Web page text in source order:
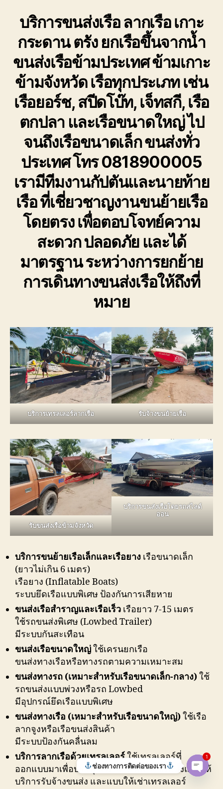
เกาะ
กระดาน
ตรัง
ย้าย
เรือ
ชนิด
บริการขนส่งเรือ ลากเรือ เกาะ
กระดาน ตรังยกเรือขึ้นจากน้ำ
ขนส่งเรือข้ามประเทศ ข้ามเกาะ
ข้ามจังหวัด เรือทุกประเภท เช่น
เรือยอร์ช, สปีดโบ๊ท, เจ็ทสกี, เรือ
ตกปลา และเรือขนาดใหญ่ ไป
จนถึงเรือขนาดเล็ก ขนส่งทั่ว
ประเทศ โทร 0818900005
เรามีทีมงานกัปตันและนายท้าย
เรือ ที่เชี่ยวชาญงานขนย้ายเรือ
โดยตรง เพื่อตอบโจทย์ความ
สะดวก ปลอดภัย และได้
มาตรฐาน ระหว่างการยกย้าย
การเดินทางขนส่งเรือให้ถึงที่
หมาย
บริการเทรลเลอร์ลากเรือ รับจ้างขนย้ายเรือ
รับขนส่งเรือข้ามจังหวัด
บริการขนส่งเรือโดยรถสไลด์
ออน
บริการขนย้ายเรือเล็กและเรือยาง เรือขนาดเล็ก
(ยาวไม่เกิน 6 เมตร)
เรือยาง (Inflatable Boats)
ระบบยึดเรือแบบพิเศษ ป้องกันการเสียหาย
ขนส่งเรือสำราญและเรือเร็ว เรือยาว 7-15 เมตร
ใช้รถขนส่งพิเศษ (Lowbed Trailer)
มีระบบกันสะเทือน
ขนส่งเรือขนาดใหญ่ใช้เครนยกเรือ
ขนส่งทางเรือหรือทางรถตามความเหมาะสม
ขนส่งทางรถ (เหมาะสำหรับเรือขนาดเล็ก-กลาง)ใช้
รถขนส่งแบบพ่วงหรือรถ Lowbed
มีอุปกรณ์ยึดเรือแบบพิเศษ
ขนส่งทางเรือ (เหมาะสำหรับเรือขนาดใหญ่)ใช้เรือ
ลากจูงหรือเรือขนส่งสินค้า
มีระบบป้องกันคลื่นลม
บริการลากเรือด้วยเทรลเลอร์ใช้เทรลเลอร์ที่
ออกแบบมาเพื่อบรรทุกเรือโดยเฉพาะ ซึ่งมีทั้งแบบให้
บริการรับจ้างขนส่ง และแบบให้เช่าเทรลเลอร์
ช่องทางการติดต่อของเรา
1